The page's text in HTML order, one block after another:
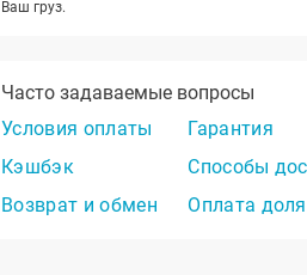
Ваш груз.
Часто задаваемые вопросы
Условия оплаты
Гарантия
Кэшбэк
Способы
Возврат и обмен
Оплата